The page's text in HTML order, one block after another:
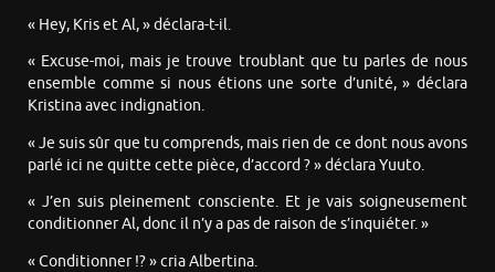
« Hey, Kris et Al, » déclara-t-il.
« Excuse-moi, mais je trouve troublant que tu parles de nous
ensemble comme si nous étions une sorte d’unité, » déclara
Kristina avec indignation.
« Je suis sûr que tu comprends, mais rien de ce dont nous avons
parlé ici ne quitte cette pièce, d’accord ? » déclara Yuuto.
« J’en suis pleinement consciente. Et je vais soigneusement
conditionner Al, donc il n’y a pas de raison de s’inquiéter. »
« Conditionner !? » cria Albertina.